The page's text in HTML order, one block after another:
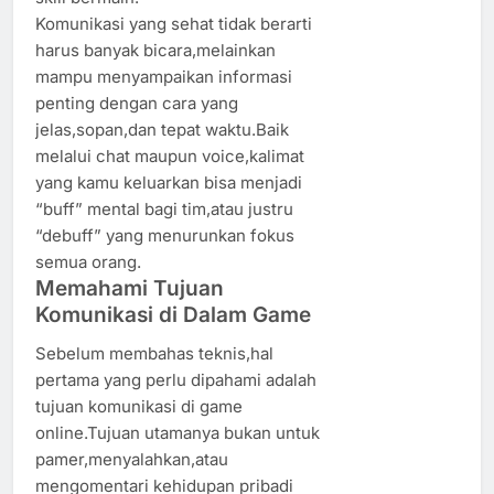
Komunikasi yang sehat tidak berarti
harus banyak bicara,melainkan
mampu menyampaikan informasi
penting dengan cara yang
jelas,sopan,dan tepat waktu.Baik
melalui chat maupun voice,kalimat
yang kamu keluarkan bisa menjadi
“buff” mental bagi tim,atau justru
“debuff” yang menurunkan fokus
semua orang.
Memahami Tujuan
Komunikasi di Dalam Game
Sebelum membahas teknis,hal
pertama yang perlu dipahami adalah
tujuan komunikasi di game
online.Tujuan utamanya bukan untuk
pamer,menyalahkan,atau
mengomentari kehidupan pribadi